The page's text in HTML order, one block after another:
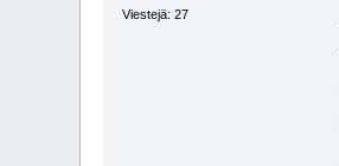
Viestejä: 27